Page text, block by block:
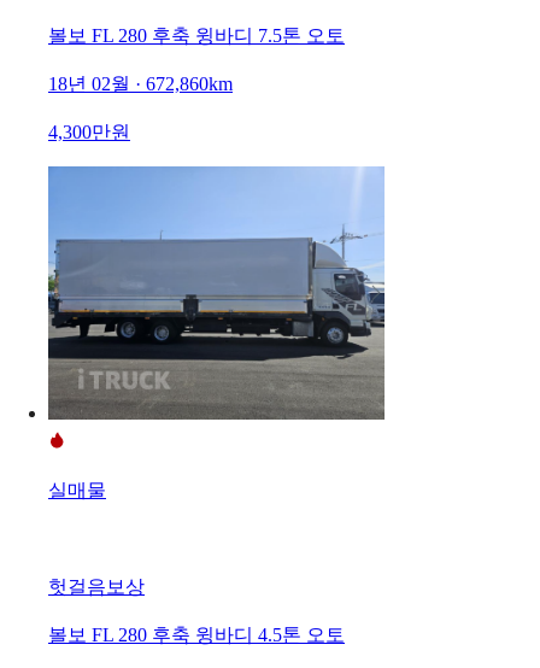
볼보 FL 280 후축 윙바디 7.5톤 오토
18년 02월 · 672,860km
4,300만원
실매물
헛걸음보상
볼보 FL 280 후축 윙바디 4.5톤 오토